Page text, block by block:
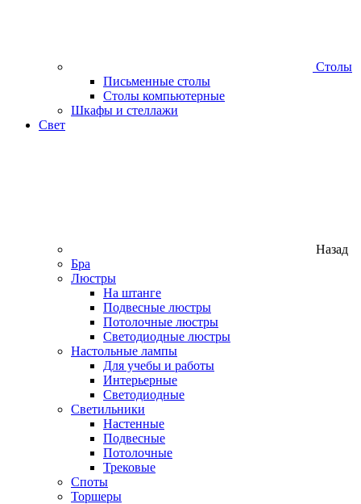
Столы
Письменные столы
Столы компьютерные
Шкафы и стеллажи
Свет
Назад
Бра
Люстры
На штанге
Подвесные люстры
Потолочные люстры
Светодиодные люстры
Настольные лампы
Для учебы и работы
Интерьерные
Светодиодные
Светильники
Настенные
Подвесные
Потолочные
Трековые
Споты
Торшеры